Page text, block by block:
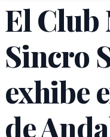
El Club
Sincro
exhibe
de